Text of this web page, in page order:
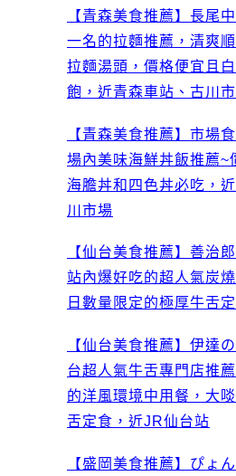
【青森美食推薦】長尾
一名的拉麵推薦，清爽
拉麵湯頭，價格便宜且
飽，近青森車站、古川
【青森美食推薦】市場
場內美味海鮮丼飯推薦~
海膽丼和四色丼必吃，
川市場
【仙台美食推薦】善治
站內爆好吃的超人氣炭
日數量限定的極厚牛舌
【仙台美食推薦】伊達
台超人氣牛舌專門店推
的洋風環境中用餐，大
舌定食，近JR仙台站
【盛岡美食推薦】ぴょ